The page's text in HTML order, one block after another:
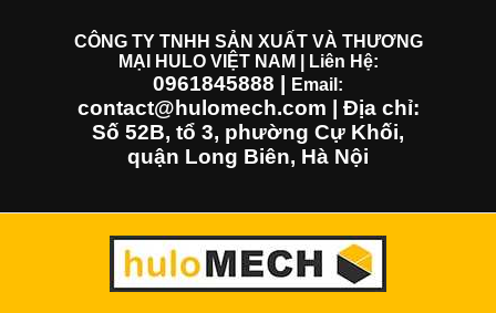
CÔNG TY TNHH SẢN XUẤT VÀ THƯƠNG
MẠI HULO VIỆT NAM | Liên Hệ:
0961845888 Email:
contact@hulomech.com | Địa chỉ:
Số 52B, tổ 3, phường Cự Khối,
quận Long Biên, Hà Nội